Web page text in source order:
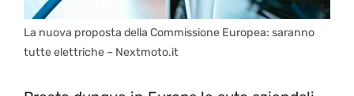
La nuova proposta della Commissione Europea: saranno
tutte elettriche – Nextmoto.it